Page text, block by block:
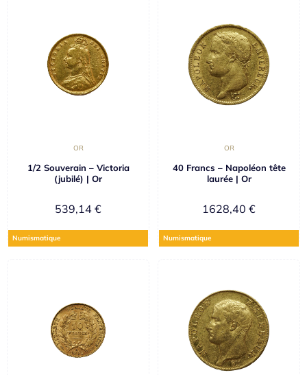
OR
1/2 Souverain – Victoria
(jubilé) | Or
539,14 €
Numismatique
OR
40 Francs – Napoléon tête
laurée | Or
1628,40 €
Numismatique